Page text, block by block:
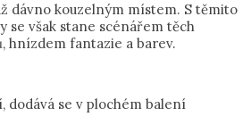
dávno kouzelným místem. S těmito
však stane scénářem těch
hnízdem fantazie a barev.
dodává se v plochém balení